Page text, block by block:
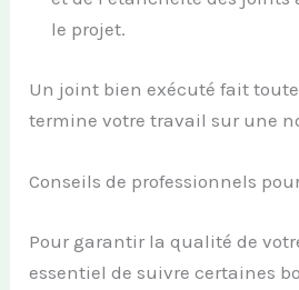
le projet.
Un joint bien exécuté fait
termine votre travail sur une
Conseils de professionnels
Pour garantir la qualité de
essentiel de suivre certaines